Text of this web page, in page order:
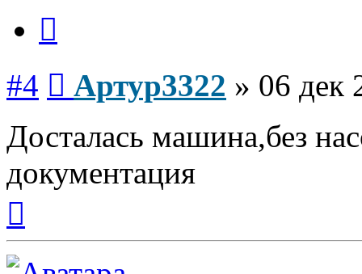
#4 Артур3322 » 06 дек
Досталась машина,без
документация
началу